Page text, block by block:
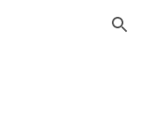
Skip to navigation